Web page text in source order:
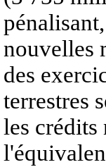
nouvelles
des
terrestres
les crédits